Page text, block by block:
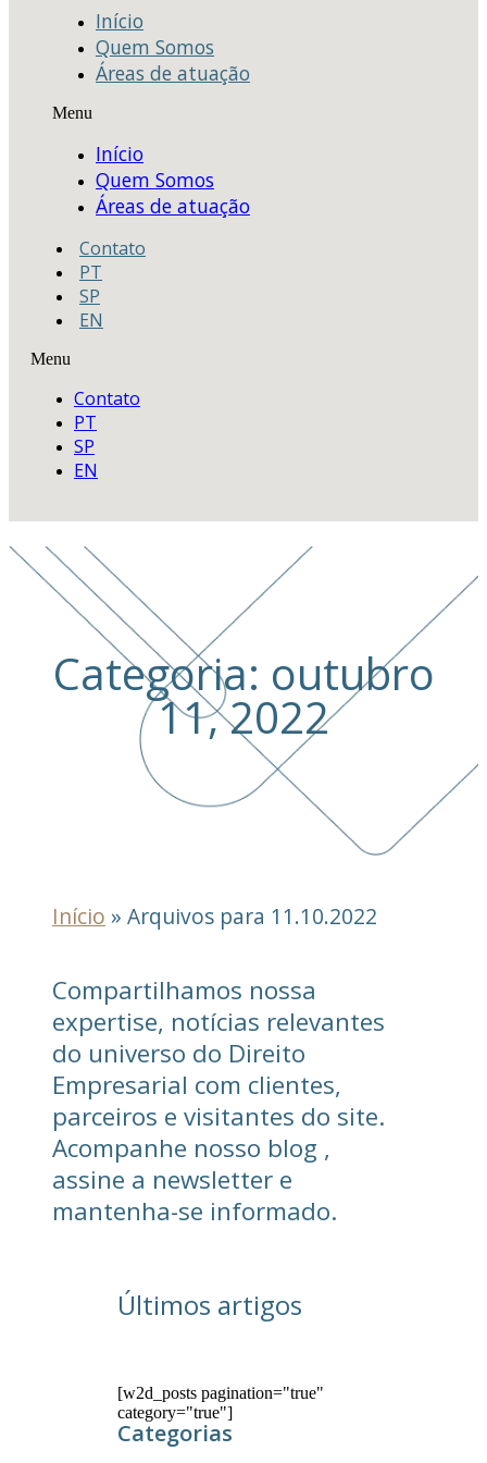
Início
Quem Somos
Áreas de atuação
Menu
Início
Quem Somos
Áreas de atuação
Contato
PT
SP
EN
Menu
Contato
PT
SP
EN
Categoria: outubro
11, 2022
Início » Arquivos para 11.10.2022
Compartilhamos nossa
expertise, notícias relevantes
do universo do Direito
Empresarial com clientes,
parceiros e visitantes do site.
Acompanhe nosso blog ,
assine a newsletter e
mantenha-se informado.
Últimos artigos
[w2d_posts pagination="true"
category="true"]
Categorias